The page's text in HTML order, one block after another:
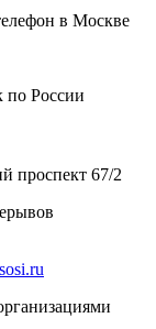
в Москве
по России
проспект 67/2